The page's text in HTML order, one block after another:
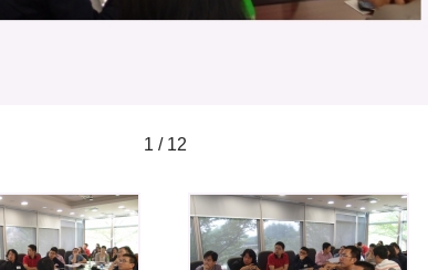
1 / 12